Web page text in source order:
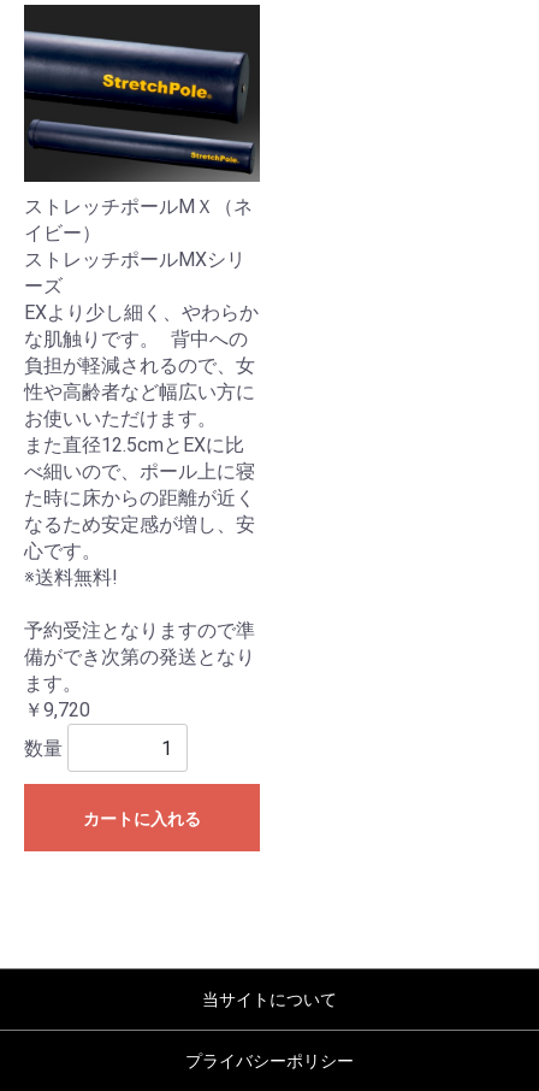
ストレッチポールMＸ（ネ
イビー）
ストレッチポールMXシリ
ーズ
EXより少し細く、やわらか
な肌触りです。 背中への
負担が軽減されるので、女
性や高齢者など幅広い方に
お使いいただけます。
また直径12.5cmとEXに比
べ細いので、ポール上に寝
た時に床からの距離が近く
なるため安定感が増し、安
心です。
※送料無料!
予約受注となりますので準
備ができ次第の発送となり
ます。
￥9,720
数量
カートに入れる
当サイトについて
プライバシーポリシー